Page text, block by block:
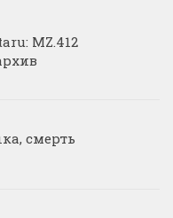
MZ.412
смерть